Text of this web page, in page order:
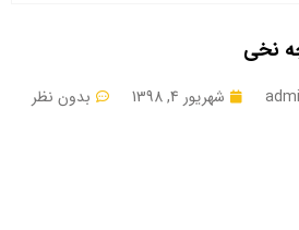
نخی
شهریور 4, 1398 بدون نظر